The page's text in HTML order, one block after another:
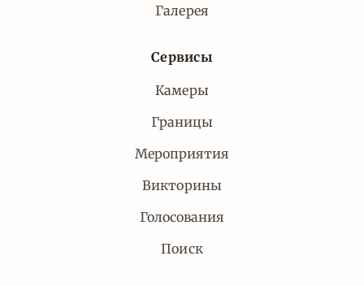
Галерея
Сервисы
Камеры
Границы
Мероприятия
Викторины
Голосования
Поиск